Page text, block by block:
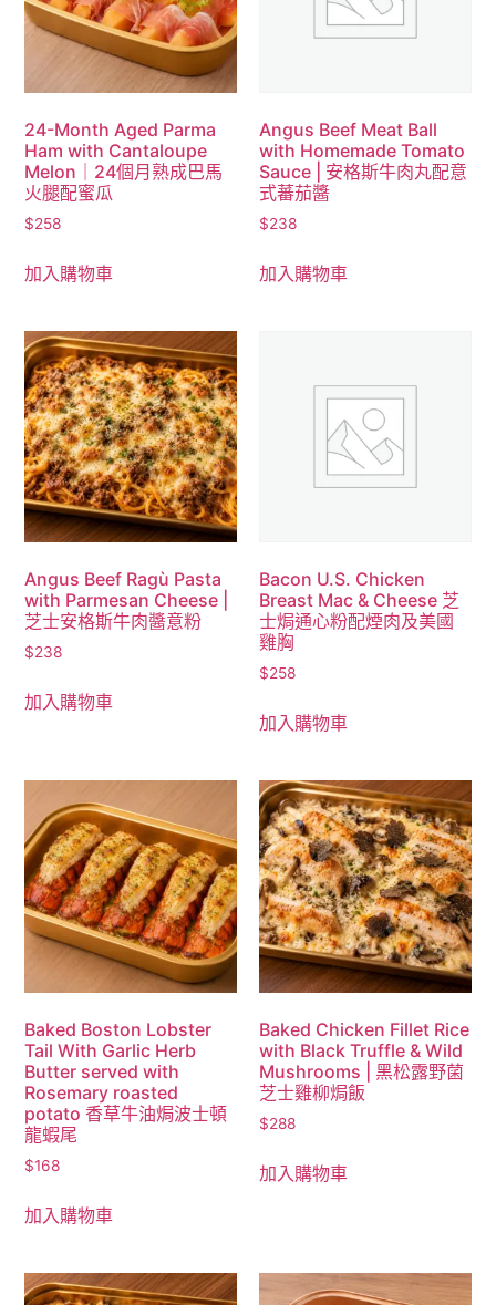
24-Month Aged Parma
Ham with Cantaloupe
Melon｜24個月熟成巴馬
火腿配蜜瓜
$258
加入購物車
Angus Beef Meat Ball
with Homemade Tomato
Sauce | 安格斯牛肉丸配意
式蕃茄醬
$238
加入購物車
Angus Beef Ragù Pasta
with Parmesan Cheese |
芝士安格斯牛肉醬意粉
$238
加入購物車
Bacon U.S. Chicken
Breast Mac & Cheese 芝
士焗通心粉配煙肉及美國
雞胸
$258
加入購物車
Baked Boston Lobster
Tail With Garlic Herb
Butter served with
Rosemary roasted
potato 香草牛油焗波士頓
龍蝦尾
$168
加入購物車
Baked Chicken Fillet Rice
with Black Truffle & Wild
Mushrooms | 黑松露野菌
芝士雞柳焗飯
$288
加入購物車